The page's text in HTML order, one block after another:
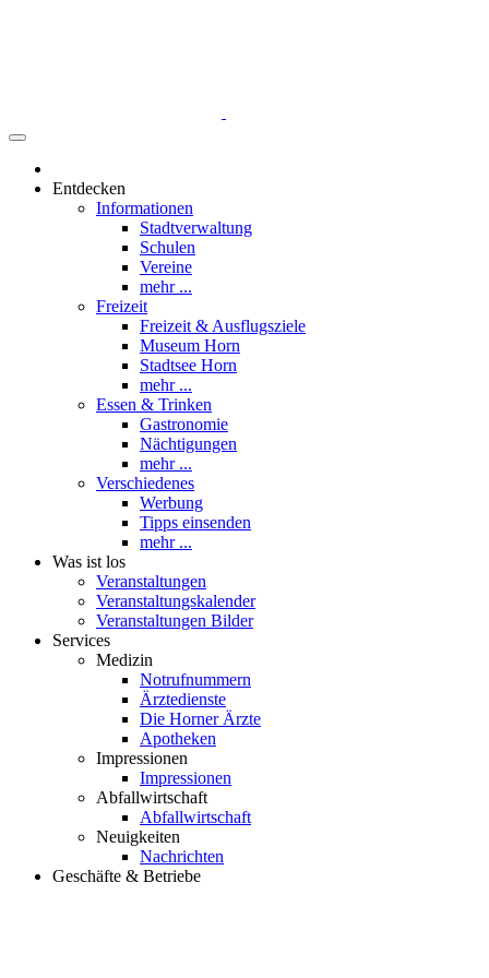
Entdecken
Informationen
Stadtverwaltung
Schulen
Vereine
mehr ...
Freizeit
Freizeit & Ausflugsziele
Museum Horn
Stadtsee Horn
mehr ...
Essen & Trinken
Gastronomie
Nächtigungen
mehr ...
Verschiedenes
Werbung
Tipps einsenden
mehr ...
Was ist los
Veranstaltungen
Veranstaltungskalender
Veranstaltungen Bilder
Services
Medizin
Notrufnummern
Ärztedienste
Die Horner Ärzte
Apotheken
Impressionen
Impressionen
Abfallwirtschaft
Abfallwirtschaft
Neuigkeiten
Nachrichten
Geschäfte & Betriebe